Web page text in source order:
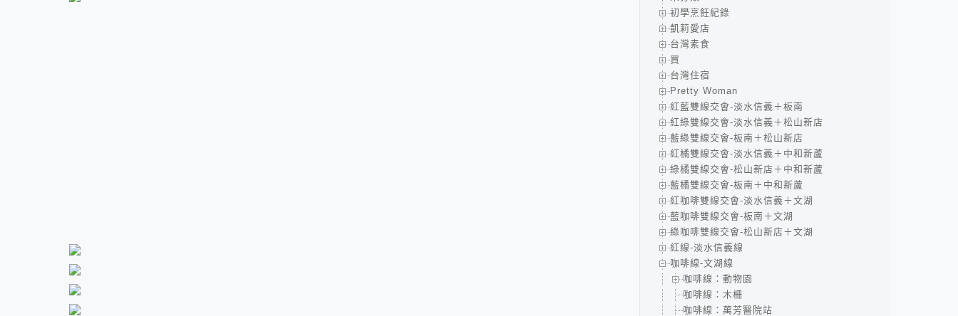
初學烹飪紀錄
凱莉愛店
台灣素食
買
台灣住宿
Pretty Woman
紅藍雙線交會-淡水信義＋板南
紅綠雙線交會-淡水信義＋松山新店
藍綠雙線交會-板南＋松山新店
紅橘雙線交會-淡水信義＋中和新蘆
綠橘雙線交會-松山新店＋中和新蘆
藍橘雙線交會-板南＋中和新蘆
紅咖啡雙線交會-淡水信義＋文湖
藍咖啡雙線交會-板南＋文湖
綠咖啡雙線交會-松山新店＋文湖
紅線-淡水信義線
咖啡線-文湖線
咖啡線：動物園
咖啡線：木柵
咖啡線：萬芳醫院站